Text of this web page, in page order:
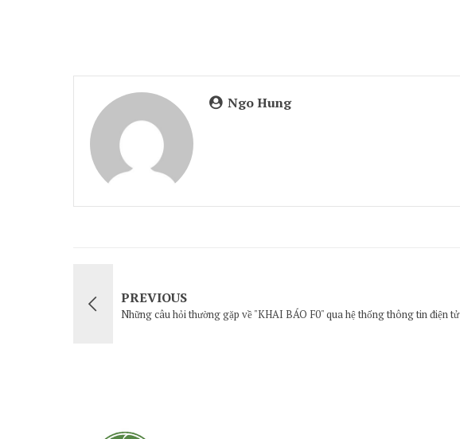
Ngo Hung
PREVIOUS
Những câu hỏi thường gặp về "KHAI BÁO F0" qua hệ thống thông tin điện tử